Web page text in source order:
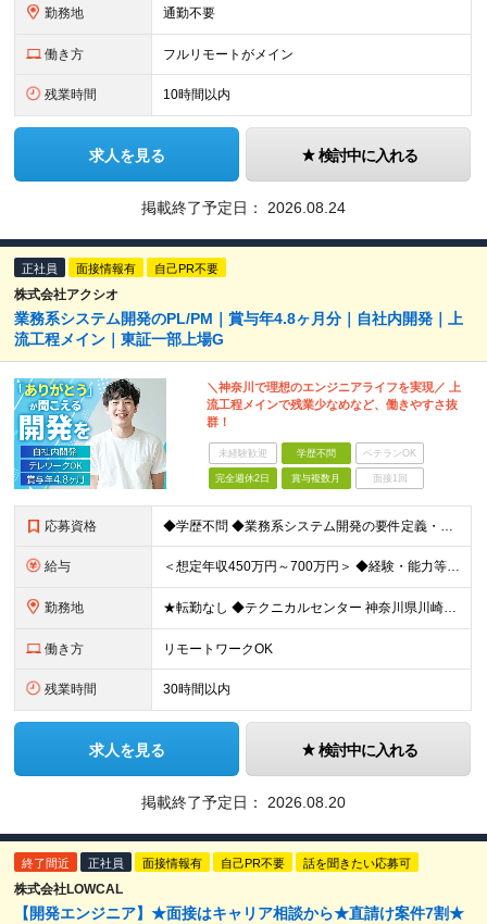
勤務地 通勤不要
働き方 フルリモートがメイン
残業時間 10時間以内
求人を見る 検討中に入れる
掲載終了予定日： 2026.08.24
正社員 面接情報有 自己PR不要
株式会社アクシオ
業務系システム開発のPL/PM｜賞与年4.8ヶ月分｜自社内開発｜上
流工程メイン｜東証一部上場G
＼神奈川で理想のエンジニアライフを実現／ 上
流工程メインで残業少なめなど、働きやすさ抜
群！
未経験歓迎 学歴不問 ベテランOK
完全週休2日 賞与複数月 面接1回
応募資格 ◆学歴不問 ◆業務系システム開発の要件定義・基本設計・詳細設計のいずれかを主担当として対応した経験（目安：3～5年以上） ◆要件定義、基本設計、詳細設計のいずれかを主担当として対応した経験 ◆RDB（
給与 ＜想定年収450万円～700万円＞ ◆経験・能力等を考慮し、下記いずれかの給与テーブルが適用となります。 月給：300,000円～（残業時間20時間想定） ■月給252,000円～458,000円
勤務地 ★転勤なし ◆テクニカルセンター 神奈川県川崎市川崎区小田栄2-1-1 ※月の40％以下の範囲内でテレワークが可能です。 (変更の範囲)上記を除く当社関連勤務地
働き方 リモートワークOK
残業時間 30時間以内
求人を見る 検討中に入れる
掲載終了予定日： 2026.08.20
終了間近 正社員 面接情報有 自己PR不要 話を聞きたい応募可
株式会社LOWCAL
【開発エンジニア】★面接はキャリア相談から★直請け案件7割★